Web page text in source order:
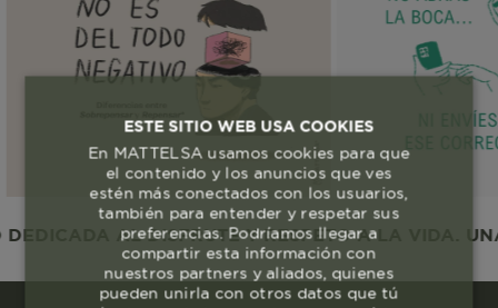
AL DISFRUTE Y RESPETO A LA VIDA.
ESTE SITIO WEB USA COOKIES
En MATTELSA usamos cookies para que
el contenido y los anuncios que ves
estén más conectados con los usuarios,
también para entender y respetar sus
preferencias. Podríamos llegar a
compartir esta información con
nuestros partners y aliados, quienes
pueden unirla con otros datos que tú